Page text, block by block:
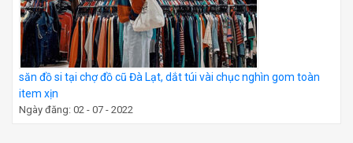
săn đồ si tại chợ đồ cũ Đà Lạt, dắt túi vài chục nghìn gom toàn
item xịn
Ngày đăng: 02 - 07 - 2022